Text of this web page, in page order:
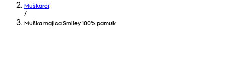
Muškarci
/
Muška majica Smiley 100% pamuk